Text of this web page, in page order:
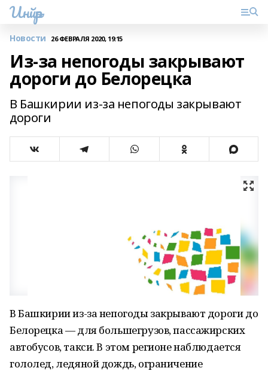
Инйәр
Новости 26 ФЕВРАЛЯ 2020, 19:15
Из-за непогоды закрывают
дороги до Белорецка
В Башкирии из-за непогоды закрывают
дороги
В Башкирии из-за непогоды закрывают дороги до
Белорецка — для большегрузов, пассажирских
автобусов, такси. В этом регионе наблюдается
гололед, ледяной дождь, ограничение